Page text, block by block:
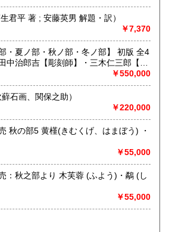
お気軽にお問い合わせください。
、主な本など、スマホ等での画像が
で送って頂けますと非常にわかりやす
、美術工芸、国語国文、古典籍、趣
）
籍、一般書籍
平 山陵志 （蒲生君平 著 ; 安藤英男 解題・訳）
￥7,370
・夏ノ部・秋ノ部・冬ノ部】 初版 全4
￥550,000
12枚 （伊吹蘚石画、関保之助）
￥220,000
秋の部5 黄槿(きむくげ、はまぼう) ・
￥55,000
木芙蓉 (ふよう)・鷸 (し
￥55,000